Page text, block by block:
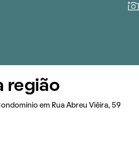
região
em Rua Abreu Viêira, 59